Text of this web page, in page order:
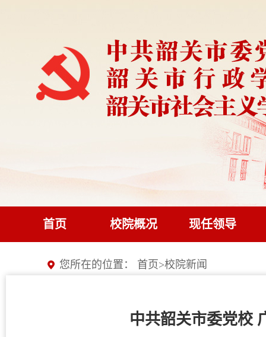
首页 校院概况 现任领导
您所在的位置： 首页>校院新闻
中共韶关市委党校